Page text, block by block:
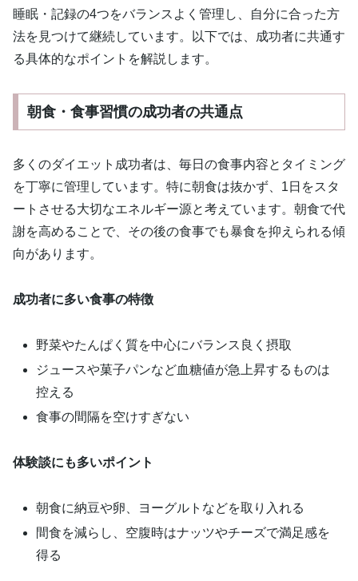
睡眠・記録の4つをバランスよく管理し、自分に合った方
法を見つけて継続しています。以下では、成功者に共通す
る具体的なポイントを解説します。
朝食・食事習慣の成功者の共通点
多くのダイエット成功者は、毎日の食事内容とタイミング
を丁寧に管理しています。特に朝食は抜かず、1日をスタ
ートさせる大切なエネルギー源と考えています。朝食で代
謝を高めることで、その後の食事でも暴食を抑えられる傾
向があります。
成功者に多い食事の特徴
野菜やたんぱく質を中心にバランス良く摂取
ジュースや菓子パンなど血糖値が急上昇するものは
控える
食事の間隔を空けすぎない
体験談にも多いポイント
朝食に納豆や卵、ヨーグルトなどを取り入れる
間食を減らし、空腹時はナッツやチーズで満足感を
得る